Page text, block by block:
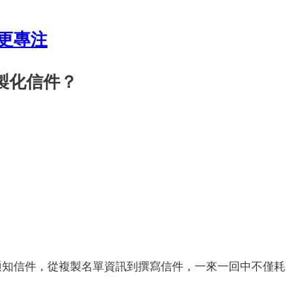
專注
化信件？
件，從複製名單資訊到撰寫信件，一來一回中不僅耗